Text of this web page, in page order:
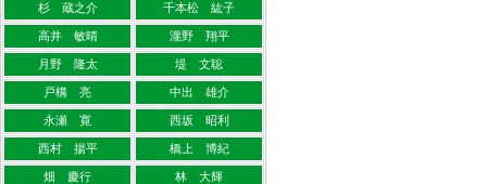
杉 蔵之介 千本松 紘子
高井 敏晴 瀧野 翔平
月野 隆太 堤 文聡
戸構 亮 中出 雄介
永瀬 寛 西坂 昭利
西村 揚平 橋上 博紀
畑 慶行 林 大輝